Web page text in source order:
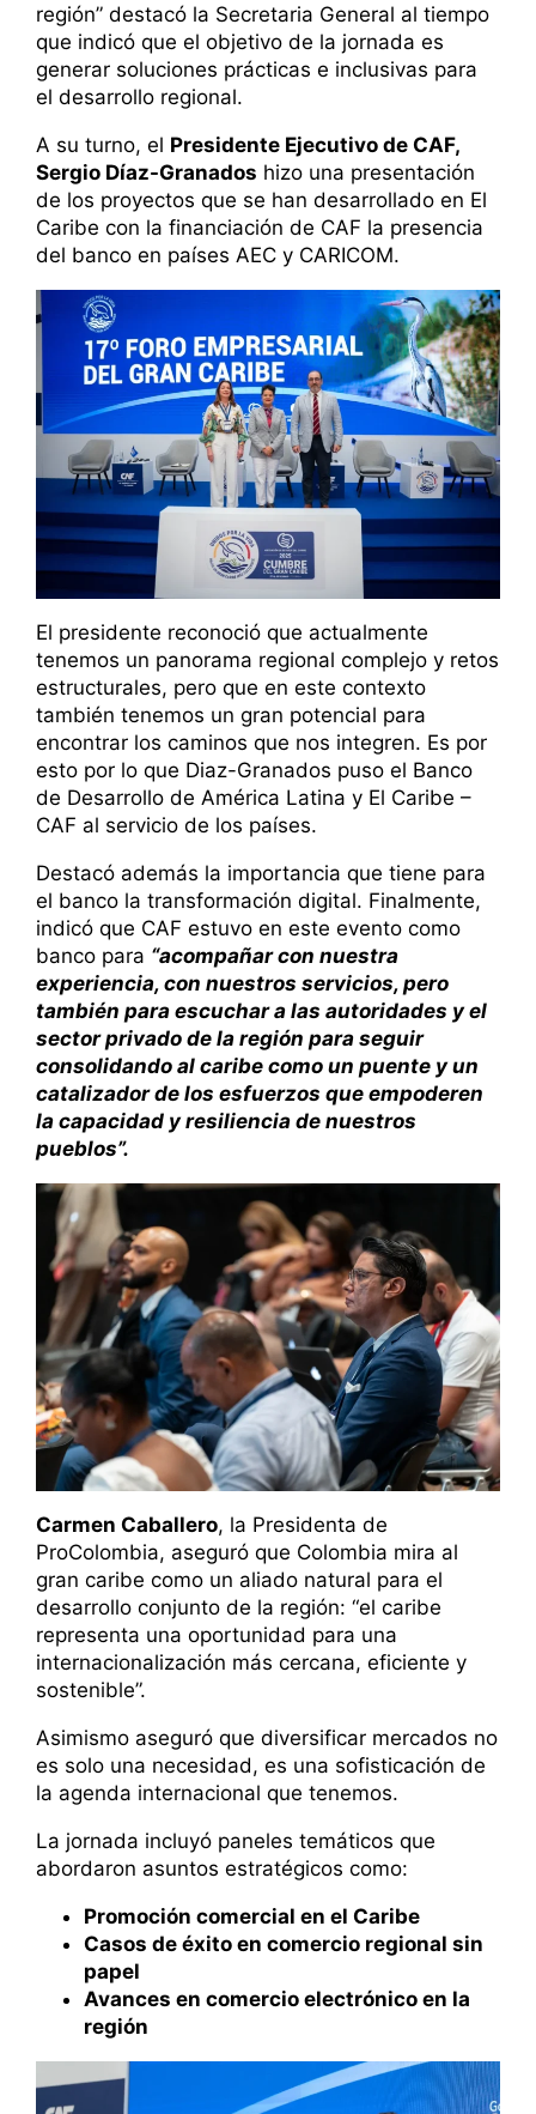
región” destacó la Secretaria General al tiempo
que indicó que el objetivo de la jornada es
generar soluciones prácticas e inclusivas para
el desarrollo regional.
A su turno, el Presidente Ejecutivo de CAF,
Sergio Díaz-Granados hizo una presentación
de los proyectos que se han desarrollado en El
Caribe con la financiación de CAF la presencia
del banco en países AEC y CARICOM.
El presidente reconoció que actualmente
tenemos un panorama regional complejo y retos
estructurales, pero que en este contexto
también tenemos un gran potencial para
encontrar los caminos que nos integren. Es por
esto por lo que Diaz-Granados puso el Banco
de Desarrollo de América Latina y El Caribe –
CAF al servicio de los países.
Destacó además la importancia que tiene para
el banco la transformación digital. Finalmente,
indicó que CAF estuvo en este evento como
banco para “acompañar con nuestra
experiencia, con nuestros servicios, pero
también para escuchar a las autoridades y el
sector privado de la región para seguir
consolidando al caribe como un puente y un
catalizador de los esfuerzos que empoderen
la capacidad y resiliencia de nuestros
pueblos”.
Carmen Caballero, la Presidenta de
ProColombia, aseguró que Colombia mira al
gran caribe como un aliado natural para el
desarrollo conjunto de la región: “el caribe
representa una oportunidad para una
internacionalización más cercana, eficiente y
sostenible”.
Asimismo aseguró que diversificar mercados no
es solo una necesidad, es una sofisticación de
la agenda internacional que tenemos.
La jornada incluyó paneles temáticos que
abordaron asuntos estratégicos como:
Promoción comercial en el Caribe
Casos de éxito en comercio regional sin
papel
Avances en comercio electrónico en la
región